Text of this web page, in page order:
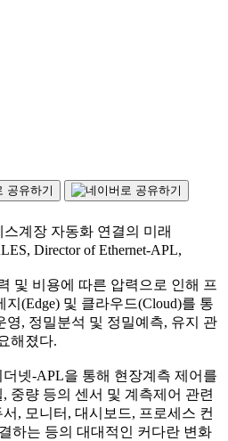
계장 자동화 연결의 미래
Director of Ethernet-APL,
및 비용에 따른 압력으로 인해 프
(Edge) 및 클라우드(Cloud)를 통
영, 정밀분석 및 정밀예측, 유지 관
해졌다.
넷-APL을 통해 현장계측 제어를
중량 등의 센서 및 계측제어 관련
, 모니터, 대시보드, 프로세스 컨
하는 등의 대대적인 커다란 변화